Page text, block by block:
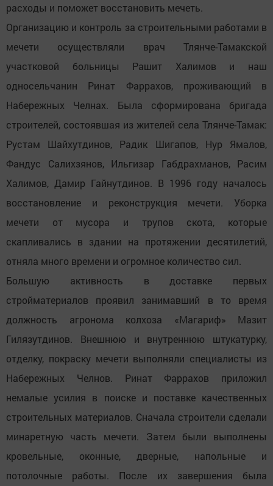
расходы и поможет восстановить мечеть.
Организацию и контроль за строительными работами в
мечети осуществляли врач Тлянче-Тамакской
участковой больницы Рашит Халимов и наш
односельчанин Ринат Фаррахов, проживающий в
Набережных Челнах. Была сформирована бригада
строителей, состоявшая из жителей села Тлянче-Тамак:
Рустам Шайхутдинов, Радик Шигапов, Нур Ямалов,
Фандус Салихзянов, Ильгизар Габдрахманов, Расим
Халимов, Дамир Гайнутдинов. В 1996 году началось
восстановление и реконструкция мечети. Уборка
мечети от мусора и трупов скота, которые
скапливались в здании на протяжении десятилетий,
отняла много времени и огромное количество сил.
Большую активность в доставке первых
стройматериалов проявил занимавший в то время
должность агронома колхоза «Магариф» Мазит
Гилязутдинов. Внешнюю и внутреннюю штукатурку,
отделку, покраску мечети выполняли специалисты из
Набережных Челнов. Ринат Фаррахов приложил
немалые усилия в поиске и поставке качественных
строительных материалов. Сначала строители сделали
минаретную часть мечети. Затем были выполнены
кровельные, оконные, дверные, напольные и
потолочные работы. После их завершения была